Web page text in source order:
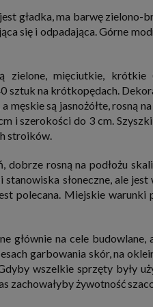
stronach, aplikacjach i w
SAGIER oraz nasi Zaufani
dane informatyczne
ustawienia przeglądarki,
pliki z Twojego urządzenia.
Twoje uprawnienia
Przysługują Ci
Grupy SAGIER i Zaufanych
2. Masz również prawo
ograniczenia
oraz prawo do wniesienia
gładka, ma barwę
się i odpadająca. Górne
zielone, mięciutkie,
sztuk na krótkopędach.
męskie są jasnożółte, rosną
i szerokości do 3 cm.
stroików.
dobrze rosną na podłożu
słoneczne, ale
polecana. Miejskie warunki
głównie na cele
garbowania skór, na
wszelkie sprzęty były
zachowałyby żywotność